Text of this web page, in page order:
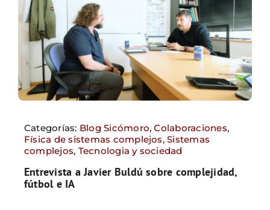
Categorías: Blog Sicómoro,Colaboraciones,
Física de sistemas complejos,Sistemas
complejos, Tecnologia y sociedad
Entrevista a Javier Buldú sobre complejidad,
fútbol e IA